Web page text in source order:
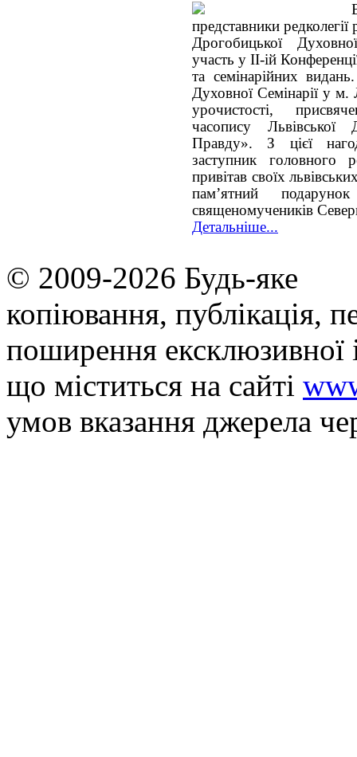
представники редколегії
Дрогобицької
участь у II-ій
та семінарійних
Духовної Семінарії у
урочистості,
часопису Львівської
Правду». З цієї
заступник головного
привітав своїх
пам’ятний
священомучеників
Детальніше...
© 2009-2026 Будь-яке
копiювання, публiкацiя,
поширення
що мiститься на сайті
умов вказання джерела